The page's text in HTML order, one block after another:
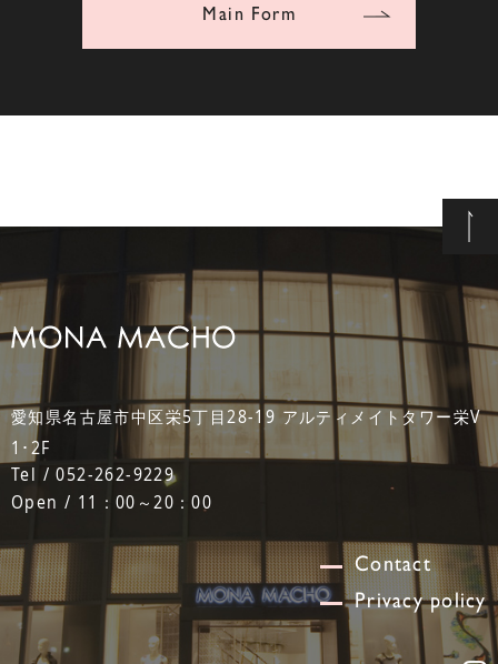
Main Form
愛知県名古屋市中区栄5丁目28-19 アルティメイトタワー栄V
1･2F
Tel / 052-262-9229
Open / 11：00～20：00
Contact
Privacy policy